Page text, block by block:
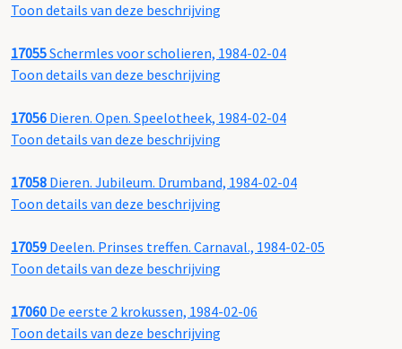
Toon details van deze beschrijving
17055Schermles voor scholieren, 1984-02-04
Toon details van deze beschrijving
17056 Dieren. Open. Speelotheek, 1984-02-04
Toon details van deze beschrijving
17058 Dieren. Jubileum. Drumband, 1984-02-04
Toon details van deze beschrijving
17059 Deelen. Prinses treffen. Carnaval., 1984-02-05
Toon details van deze beschrijving
17060 De eerste 2 krokussen, 1984-02-06
Toon details van deze beschrijving